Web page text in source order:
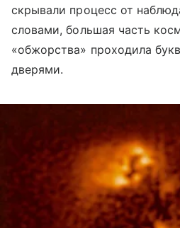
скрывали процесс от
словами, большая часть
«обжорства» проходила
дверями.